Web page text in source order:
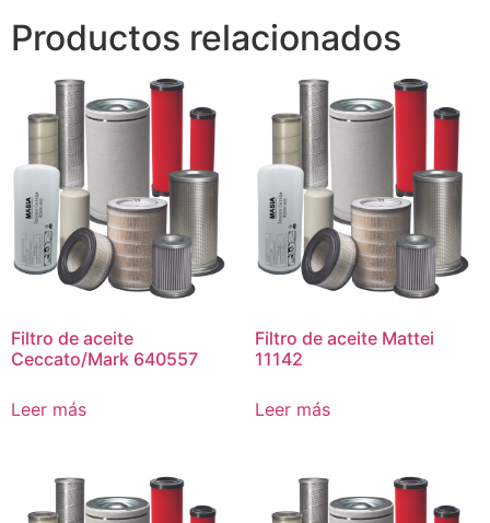
Productos relacionados
Filtro de aceite
Ceccato/Mark 640557
Leer más
Filtro de aceite Mattei
11142
Leer más